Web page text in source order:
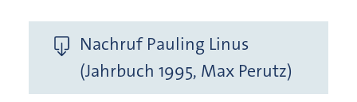
Nachruf Pauling Linus
(Jahrbuch 1995, Max Perutz)